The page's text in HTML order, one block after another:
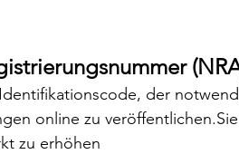
der
online zu
zu erhöhen